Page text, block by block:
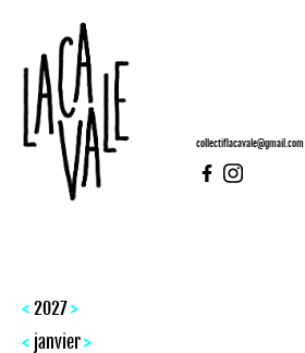
collectiflacavale@gmail.com
< 2027>
< janvier>